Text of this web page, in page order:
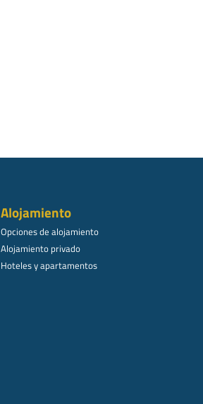
Alojamiento
Opciones de alojamiento
Alojamiento privado
Hoteles y apartamentos